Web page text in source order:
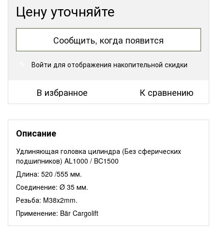
Цену уточняйте
Сообщить, когда появится
Войти для отображения накопительной скидки
В избранное К сравнению
Описание
Удлиняющая головка цилиндра (Без сферических
подшипников) AL1000 / BC1500
Длина: 520 /555 мм.
Соединение: Ø 35 мм.
Резьба: M38x2mm.
Применение: Bär Cargolift